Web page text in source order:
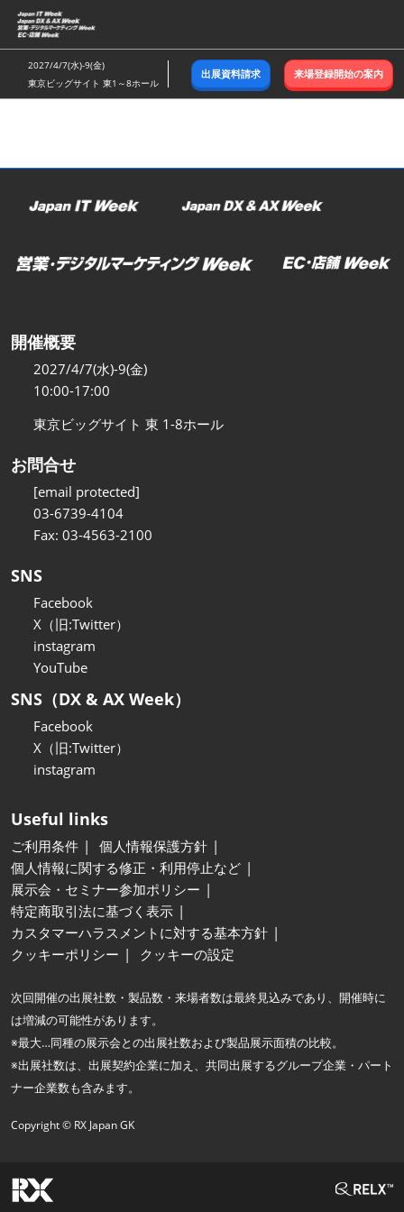
ス
キ
ッ
し
む
2027/4/7(水)-9(金)
東京ビッグサイト 東1～8ホール
出展資料請求 来場登録開始の案内
開催概要
2027/4/7(水)-9(金)
10:00-17:00
東京ビッグサイト 東 1-8ホール
お問合せ
[email protected]
03-6739-4104
Fax: 03-4563-2100
SNS
Facebook
X（旧:Twitter）
instagram
YouTube
SNS（DX & AX Week）
Facebook
X（旧:Twitter）
instagram
Useful links
ご利用条件
個人情報保護方針
個人情報に関する修正・利用停止など
展示会・セミナー参加ポリシー
特定商取引法に基づく表示
カスタマーハラスメントに対する基本方針
クッキーポリシー
クッキーの設定
次回開催の出展社数・製品数・来場者数は最終見込みであり、開催時に
は増減の可能性があります。
※最大…同種の展示会との出展社数および製品展示面積の比較。
※出展社数は、出展契約企業に加え、共同出展するグループ企業・パート
ナー企業数も含みます。
Copyright © RX Japan GK